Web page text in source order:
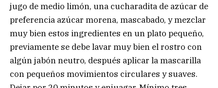
jugo de medio limón, una cucharadita de azúcar de
preferencia azúcar morena, mascabado, y mezclar
muy bien estos ingredientes en un plato pequeño,
previamente se debe lavar muy bien el rostro con
algún jabón neutro, después aplicar la mascarilla
con pequeños movimientos circulares y suaves.